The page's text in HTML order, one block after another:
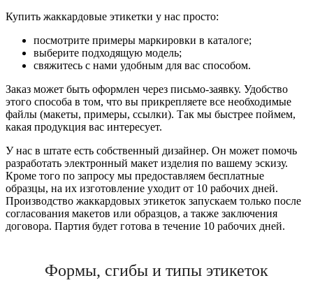
Купить жаккардовые этикетки у нас просто:
посмотрите примеры маркировки в каталоге;
выберите подходящую модель;
свяжитесь с нами удобным для вас способом.
Заказ может быть оформлен через письмо-заявку. Удобство
этого способа в том, что вы прикрепляете все необходимые
файлы (макеты, примеры, ссылки). Так мы быстрее поймем,
какая продукция вас интересует.
У нас в штате есть собственный дизайнер. Он может помочь
разработать электронный макет изделия по вашему эскизу.
Кроме того по запросу мы предоставляем бесплатные
образцы, на их изготовление уходит от 10 рабочих дней.
Производство жаккардовых этикеток запускаем только после
согласования макетов или образцов, а также заключения
договора. Партия будет готова в течение 10 рабочих дней.
Формы, сгибы и типы этикеток